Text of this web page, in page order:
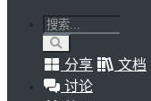
分享
文档
讨论